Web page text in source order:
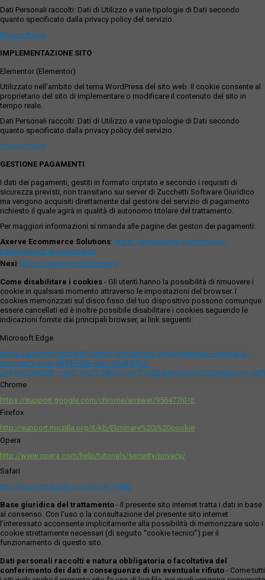
Dati Personali raccolti: Dati di Utilizzo e varie tipologie di Dati secondo
quanto specificato dalla privacy policy del servizio.
Privacy Policy
IMPLEMENTAZIONE SITO
Elementor (Elementor)
Utilizzato nell'ambito del tema WordPress del sito web. Il cookie consente al
proprietario del sito di implementare o modificare il contenuto del sito in
tempo reale.
Dati Personali raccolti: Dati di Utilizzo e varie tipologie di Dati secondo
quanto specificato dalla privacy policy del servizio.
Privacy Policy
GESTIONE PAGAMENTI
I dati dei pagamenti, gestiti in formato criptato e secondo i requisiti di
sicurezza previsti, non transitano sui server di Zucchetti Software Giuridico
ma vengono acquisiti direttamente dal gestore del servizio di pagamento
richiesto il quale agirà in qualità di autonomo titolare del trattamento.
Per maggiori informazioni si rimanda alle pagine dei gestori dei pagamenti:
Axerve Ecommerce Solutions: https://www.axerve.com/privacy-
policy/servizi-di-pagamento
Nexi: https://www.nexi.it/it/privacy
Come disabilitare i cookies - Gli utenti hanno la possibilità di rimuovere i
cookie in qualsiasi momento attraverso le impostazioni del browser. I
cookies memorizzati sul disco fisso del tuo dispositivo possono comunque
essere cancellati ed è inoltre possibile disabilitare i cookies seguendo le
indicazioni fornite dai principali browser, ai link seguenti:
Microsoft Edge
https://support.microsoft.com/it-it/microsoft-edge/eliminare-i-cookie-in-
microsoft-edge-63947406-40ac-c3b8-57b9-
Chrome
https://support.google.com/chrome/answer/95647?hl=it
Firefox
http://support.mozilla.org/it/kb/Eliminare%20i%20cookie
Opera
http://www.opera.com/help/tutorials/security/privacy/
Safari
http://support.apple.com/kb/ph11920
Base giuridica del trattamento - Il presente sito internet tratta i dati in base
al consenso. Con l'uso o la consultazione del presente sito internet
l’interessato acconsente implicitamente alla possibilità di memorizzare solo i
cookie strettamente necessari (di seguito “cookie tecnici”) per il
funzionamento di questo sito.
Dati personali raccolti e natura obbligatoria o facoltativa del
conferimento dei dati e conseguenze di un eventuale rifiuto - Come tutti